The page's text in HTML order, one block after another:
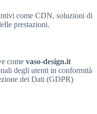
come CDN, soluzioni di
prestazioni.
come vaso-design.it
degli utenti in conformità
dei Dati (GDPR)